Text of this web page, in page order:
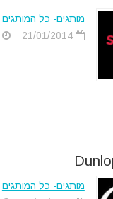
מותגים- כל המותגים
21/01/2014
מותגים- כל המותגים